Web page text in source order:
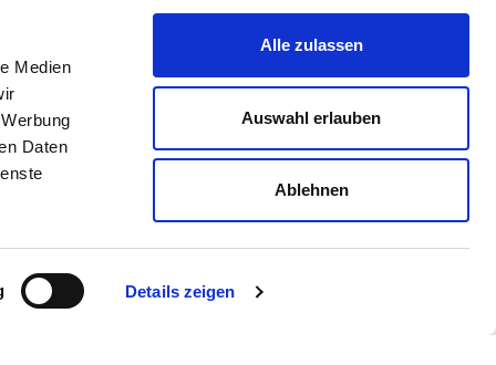
Medien
Daten
Details zeigen
Alle zulassen
Auswahl erlauben
Ablehnen